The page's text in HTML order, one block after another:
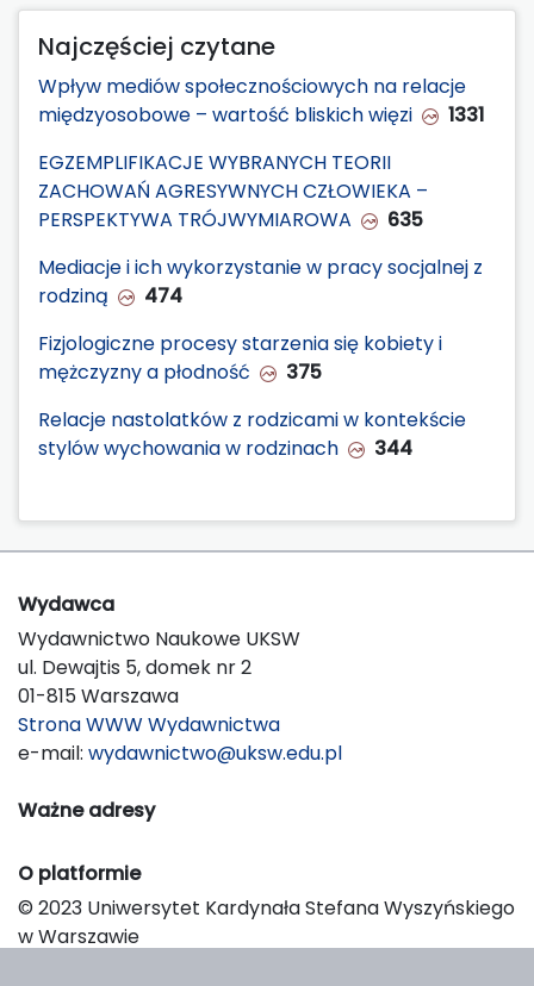
Najczęściej czytane
Wpływ mediów społecznościowych na relacje
międzyosobowe – wartość bliskich więzi
1331
EGZEMPLIFIKACJE WYBRANYCH TEORII
ZACHOWAŃ AGRESYWNYCH CZŁOWIEKA –
PERSPEKTYWA TRÓJWYMIAROWA
635
Mediacje i ich wykorzystanie w pracy socjalnej z
rodziną
474
Fizjologiczne procesy starzenia się kobiety i
mężczyzny a płodność
375
Relacje nastolatków z rodzicami w kontekście
stylów wychowania w rodzinach
344
Wydawca
Wydawnictwo Naukowe UKSW
ul. Dewajtis 5, domek nr 2
01-815 Warszawa
Strona WWW Wydawnictwa
e-mail: wydawnictwo@uksw.edu.pl
Ważne adresy
O platformie
© 2023 Uniwersytet Kardynała Stefana Wyszyńskiego
w Warszawie